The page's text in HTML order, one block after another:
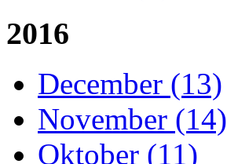
2016
December (13)
November (14)
Oktober (11)